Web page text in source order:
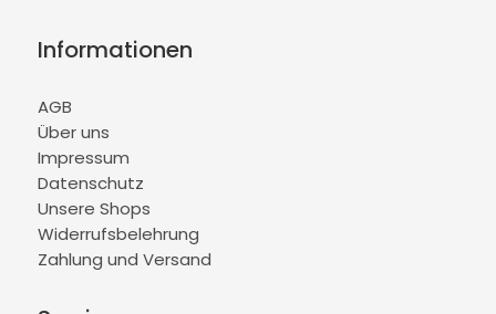
Informationen
AGB
Über uns
Impressum
Datenschutz
Unsere Shops
Widerrufsbelehrung
Zahlung und Versand